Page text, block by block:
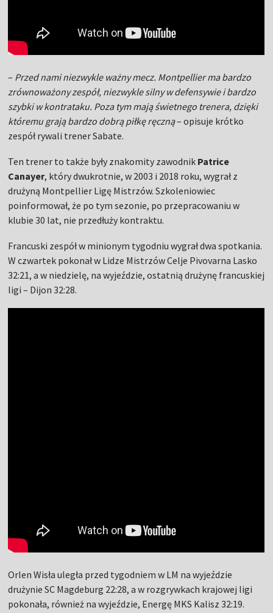
– Przed nami niezwykle ważny mecz. Montpellier ma bardzo
zrównoważony zespół, niezwykle silny w defensywie i bardzo
szybki w kontrataku. Poza tym mają świetnego trenera, dzięki
któremu grają bardzo dobrą piłkę ręczną– opisuje krótko
zespół rywali trener Sabate.
Ten trener to także były znakomity zawodnik Patrice
Canayer, który dwukrotnie, w 2003 i 2018 roku, wygrał z
drużyną Montpellier Ligę Mistrzów. Szkoleniowiec
poinformował, że po tym sezonie, po przepracowaniu w
klubie 30 lat, nie przedłuży kontraktu.
Francuski zespół w minionym tygodniu wygrał dwa spotkania.
W czwartek pokonał w Lidze Mistrzów Celje Pivovarna Lasko
32:21, a w niedzielę, na wyjeździe, ostatnią drużynę francuskiej
ligi – Dijon 32:28.
Orlen Wisła uległa przed tygodniem w LM na wyjeździe
drużynie SC Magdeburg 22:28, a w rozgrywkach krajowej ligi
pokonała, również na wyjeździe, Energę MKS Kalisz 32:19.